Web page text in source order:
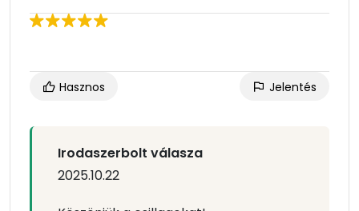
Hasznos Jelentés
Irodaszerbolt válasza
2025.10.22